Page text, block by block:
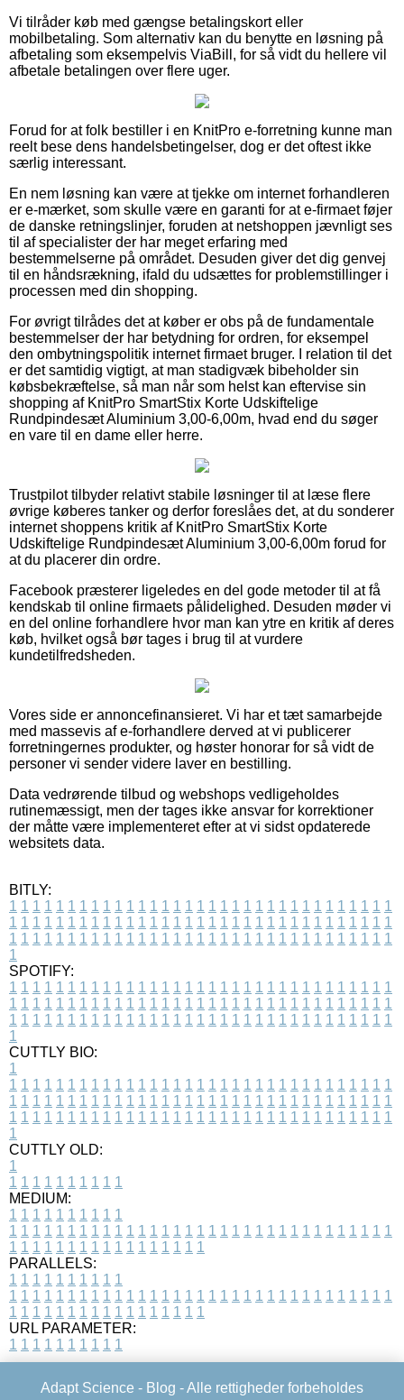
Vi tilråder køb med gængse betalingskort eller
mobilbetaling. Som alternativ kan du benytte en løsning på
afbetaling som eksempelvis ViaBill, for så vidt du hellere vil
afbetale betalingen over flere uger.
Forud for at folk bestiller i en KnitPro e-forretning kunne man
reelt bese dens handelsbetingelser, dog er det oftest ikke
særlig interessant.
En nem løsning kan være at tjekke om internet forhandleren
er e-mærket, som skulle være en garanti for at e-firmaet føjer
de danske retningslinjer, foruden at netshoppen jævnligt ses
til af specialister der har meget erfaring med
bestemmelserne på området. Desuden giver det dig genvej
til en håndsrækning, ifald du udsættes for problemstillinger i
processen med din shopping.
For øvrigt tilrådes det at køber er obs på de fundamentale
bestemmelser der har betydning for ordren, for eksempel
den ombytningspolitik internet firmaet bruger. I relation til det
er det samtidig vigtigt, at man stadigvæk bibeholder sin
købsbekræftelse, så man når som helst kan eftervise sin
shopping af KnitPro SmartStix Korte Udskiftelige
Rundpindesæt Aluminium 3,00-6,00m, hvad end du søger
en vare til en dame eller herre.
Trustpilot tilbyder relativt stabile løsninger til at læse flere
øvrige køberes tanker og derfor foreslåes det, at du sonderer
internet shoppens kritik af KnitPro SmartStix Korte
Udskiftelige Rundpindesæt Aluminium 3,00-6,00m forud for
at du placerer din ordre.
Facebook præsterer ligeledes en del gode metoder til at få
kendskab til online firmaets pålidelighed. Desuden møder vi
en del online forhandlere hvor man kan ytre en kritik af deres
køb, hvilket også bør tages i brug til at vurdere
kundetilfredsheden.
Vores side er annoncefinansieret. Vi har et tæt samarbejde
med massevis af e-forhandlere derved at vi publicerer
forretningernes produkter, og høster honorar for så vidt de
personer vi sender videre laver en bestilling.
Data vedrørende tilbud og webshops vedligeholdes
rutinemæssigt, men der tages ikke ansvar for korrektioner
der måtte være implementeret efter at vi sidst opdaterede
websitets data.
BITLY:
1 1 1 1 1 1 1 1 1 1 1 1 1 1 1 1 1 1 1 1 1 1 1 1 1 1 1 1 1 1 1 1 1
1 1 1 1 1 1 1 1 1 1 1 1 1 1 1 1 1 1 1 1 1 1 1 1 1 1 1 1 1 1 1 1 1
1 1 1 1 1 1 1 1 1 1 1 1 1 1 1 1 1 1 1 1 1 1 1 1 1 1 1 1 1 1 1 1 1
1
SPOTIFY:
1 1 1 1 1 1 1 1 1 1 1 1 1 1 1 1 1 1 1 1 1 1 1 1 1 1 1 1 1 1 1 1 1
1 1 1 1 1 1 1 1 1 1 1 1 1 1 1 1 1 1 1 1 1 1 1 1 1 1 1 1 1 1 1 1 1
1 1 1 1 1 1 1 1 1 1 1 1 1 1 1 1 1 1 1 1 1 1 1 1 1 1 1 1 1 1 1 1 1
1
CUTTLY BIO:
1
1 1 1 1 1 1 1 1 1 1 1 1 1 1 1 1 1 1 1 1 1 1 1 1 1 1 1 1 1 1 1 1 1
1 1 1 1 1 1 1 1 1 1 1 1 1 1 1 1 1 1 1 1 1 1 1 1 1 1 1 1 1 1 1 1 1
1 1 1 1 1 1 1 1 1 1 1 1 1 1 1 1 1 1 1 1 1 1 1 1 1 1 1 1 1 1 1 1 1
1
CUTTLY OLD:
1
1 1 1 1 1 1 1 1 1 1
MEDIUM:
1 1 1 1 1 1 1 1 1 1
1 1 1 1 1 1 1 1 1 1 1 1 1 1 1 1 1 1 1 1 1 1 1 1 1 1 1 1 1 1 1 1 1
1 1 1 1 1 1 1 1 1 1 1 1 1 1 1 1 1
PARALLELS:
1 1 1 1 1 1 1 1 1 1
1 1 1 1 1 1 1 1 1 1 1 1 1 1 1 1 1 1 1 1 1 1 1 1 1 1 1 1 1 1 1 1 1
1 1 1 1 1 1 1 1 1 1 1 1 1 1 1 1 1
URL PARAMETER:
1 1 1 1 1 1 1 1 1 1
Adapt Science - Blog - Alle rettigheder forbeholdes